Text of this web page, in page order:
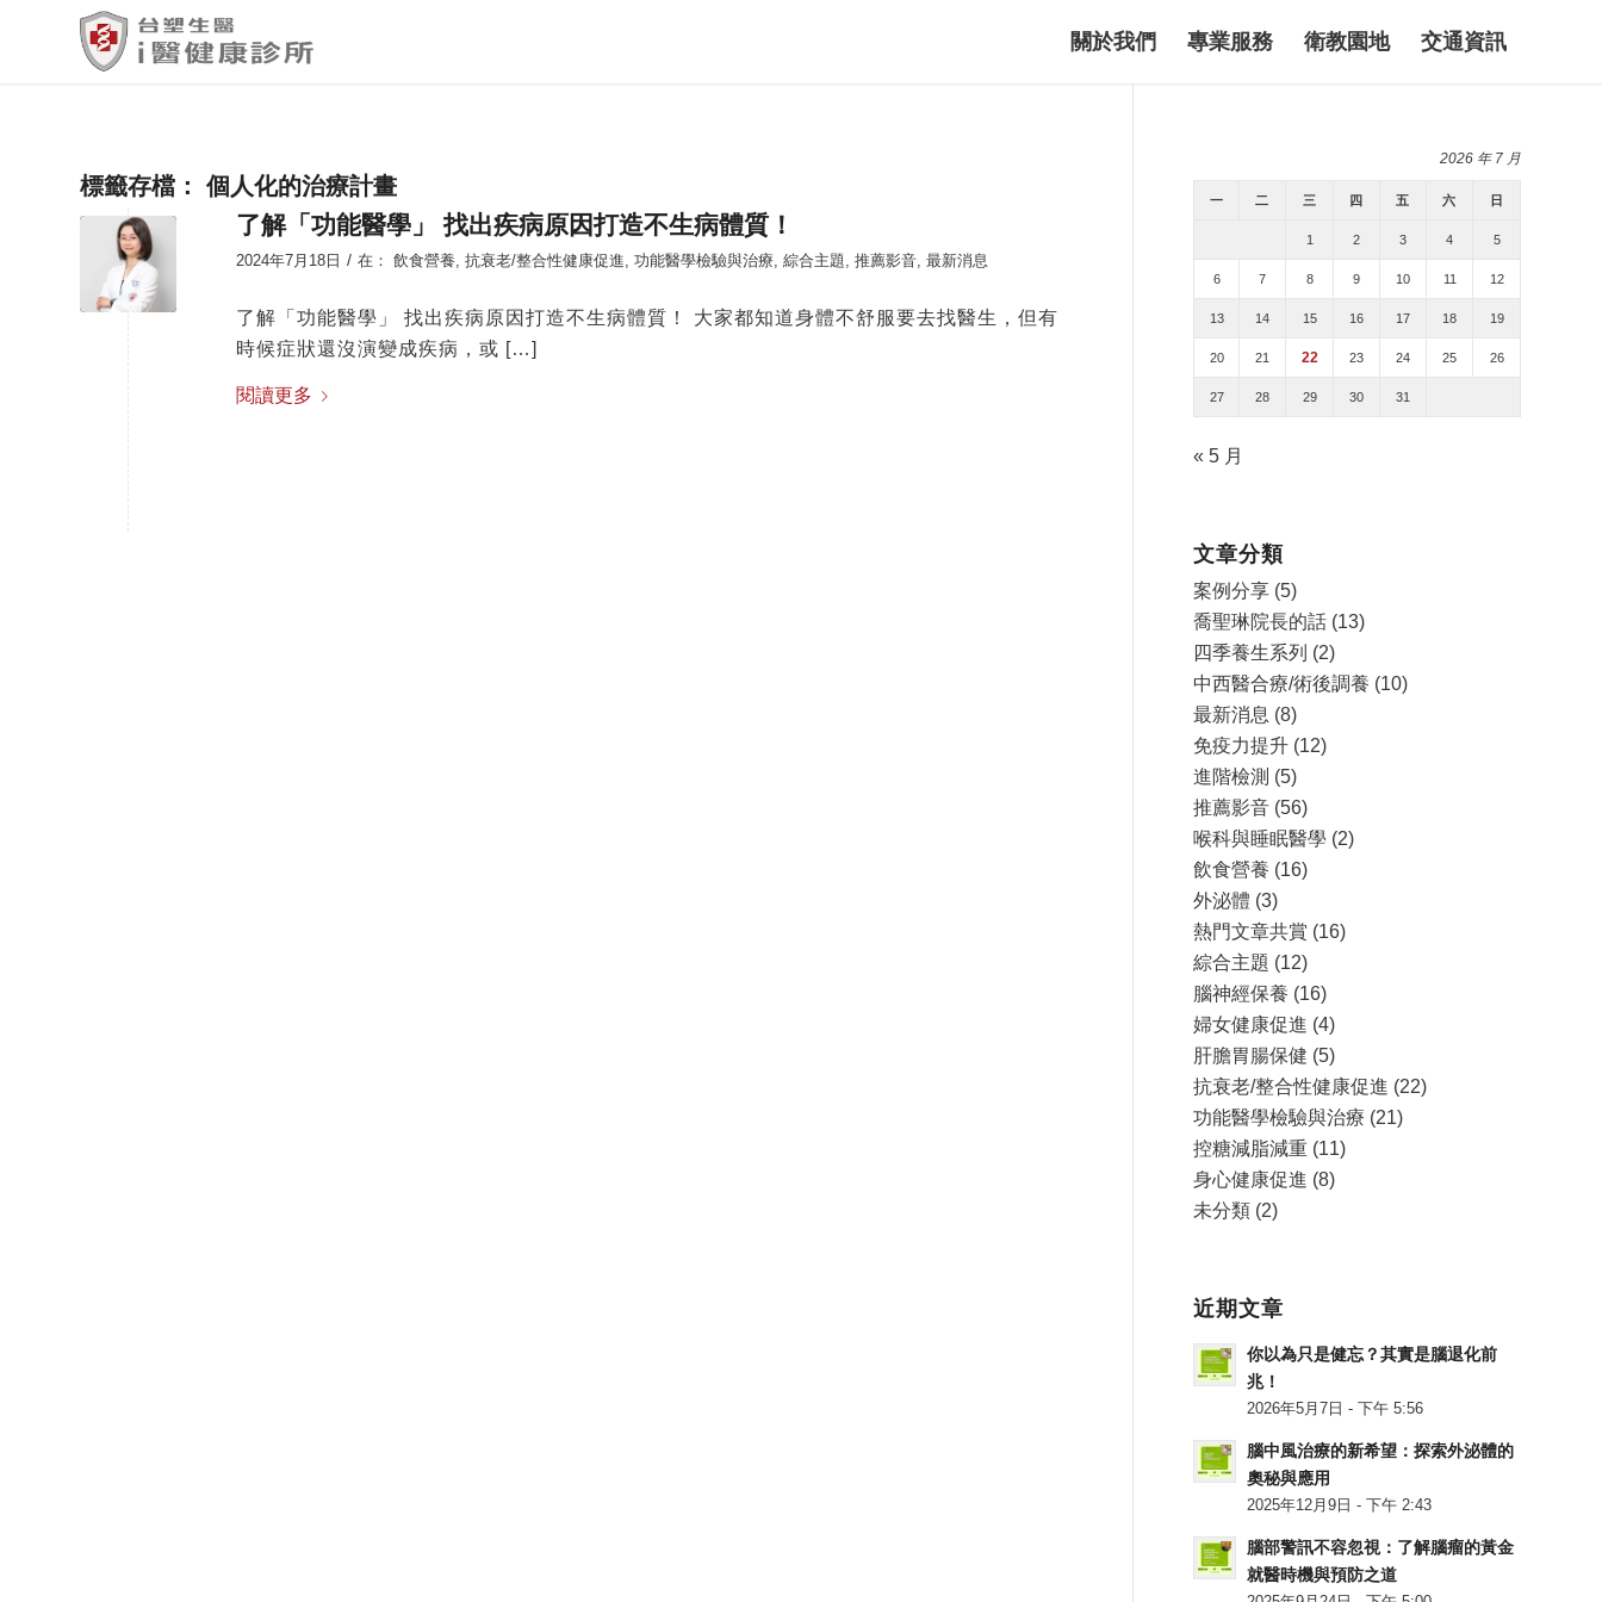
關於我們 專業服務 衛教園地 交通資訊
標籤存檔： 個人化的治療計畫
了解「功能醫學」 找出疾病原因打造不生病體質！
2024年7月18日 / 在： 飲食營養, 抗衰老/整合性健康促進, 功能醫學檢驗與治療, 綜合主題, 推薦影音, 最新消息
了解「功能醫學」 找出疾病原因打造不生病體質！ 大家都知道身體不舒服要去找醫生，但有
時候症狀還沒演變成疾病，或 […]
閱讀更多
2026 年 7 月
一 二 三 四 五 六 日
1 2 3 4 5
6 7 8 9 10 11 12
13 14 15 16 17 18 19
20 21 22 23 24 25 26
27 28 29 30 31
« 5 月
文章分類
案例分享 (5)
喬聖琳院長的話 (13)
四季養生系列 (2)
中西醫合療/術後調養 (10)
最新消息 (8)
免疫力提升 (12)
進階檢測 (5)
推薦影音 (56)
喉科與睡眠醫學 (2)
飲食營養 (16)
外泌體 (3)
熱門文章共賞 (16)
綜合主題 (12)
腦神經保養 (16)
婦女健康促進 (4)
肝膽胃腸保健 (5)
抗衰老/整合性健康促進 (22)
功能醫學檢驗與治療 (21)
控糖減脂減重 (11)
身心健康促進 (8)
未分類 (2)
近期文章
你以為只是健忘？其實是腦退化前
兆！
2026年5月7日 - 下午 5:56
腦中風治療的新希望：探索外泌體的
奧秘與應用
2025年12月9日 - 下午 2:43
腦部警訊不容忽視：了解腦瘤的黃金
就醫時機與預防之道